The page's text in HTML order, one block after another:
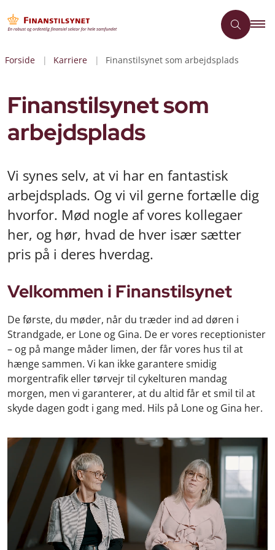
Forside Karriere Finanstilsynet som arbejdsplads
Finanstilsynet som
arbejdsplads
Vi synes selv, at vi har en fantastisk
arbejdsplads. Og vi vil gerne fortælle dig
hvorfor. Mød nogle af vores kollegaer
her, og hør, hvad de hver især sætter
pris på i deres hverdag.
Velkommen i Finanstilsynet
De første, du møder, når du træder ind ad døren i
Strandgade, er Lone og Gina. De er vores receptionister
– og på mange måder limen, der får vores hus til at
hænge sammen. Vi kan ikke garantere smidig
morgentrafik eller tørvejr til cykelturen mandag
morgen, men vi garanterer, at du altid får et smil til at
skyde dagen godt i gang med. Hils på Lone og Gina her.